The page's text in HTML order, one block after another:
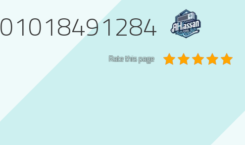
01018491284
Rate this page